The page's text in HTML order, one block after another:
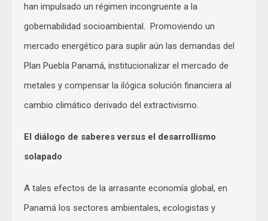
han impulsado un régimen incongruente a la
gobernabilidad socioambiental. Promoviendo un
mercado energético para suplir aún las demandas del
Plan Puebla Panamá, institucionalizar el mercado de
metales y compensar la ilógica solución financiera al
cambio climático derivado del extractivismo.
El diálogo de saberes versus el desarrollismo
solapado
A tales efectos de la arrasante economía global, en
Panamá los sectores ambientales, ecologistas y